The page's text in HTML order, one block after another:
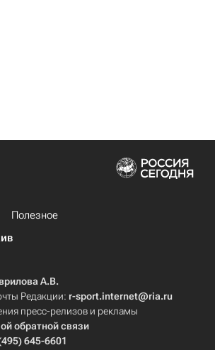
Полезное
А.В.
Редакции: r-sport.internet@ria.ru
пресс-релизов и рекламы
обратной связи
645-6601